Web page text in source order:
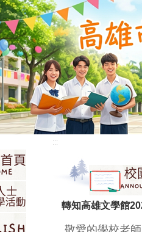
:::
轉知高雄文學館
敬愛的學校老